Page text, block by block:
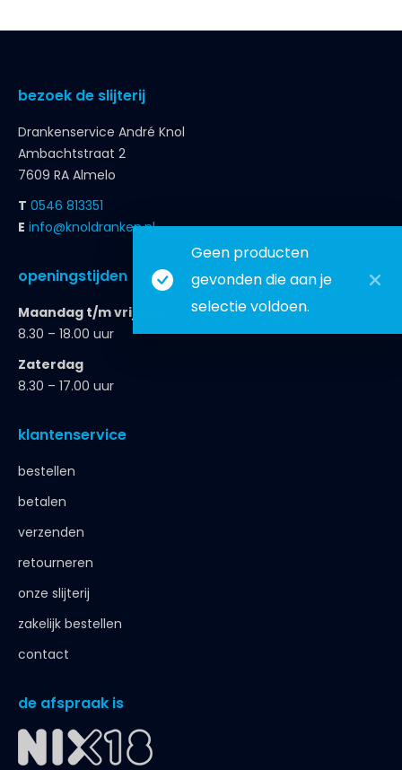
Geen producten
gevonden die aan je
selectie voldoen.
bezoek de slijterij
Drankenservice André Knol
Ambachtstraat 2
7609 RA Almelo
T 0546 813351
E info@knoldranken.nl
openingstijden
Maandag t/m vrijdag
8.30 – 18.00 uur
Zaterdag
8.30 – 17.00 uur
klantenservice
bestellen
betalen
verzenden
retourneren
onze slijterij
zakelijk bestellen
contact
de afspraak is